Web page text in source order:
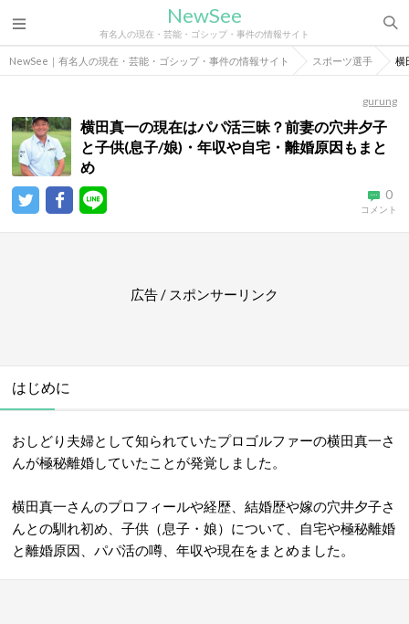
NewSee
有名人の現在・芸能・ゴシップ・事件の情報サイト
NewSee｜有名人の現在・芸能・ゴシップ・事件の情報サイト スポーツ選手 横
gurung
横田真一の現在はパパ活三昧？前妻の穴井夕子
と子供(息子/娘)・年収や自宅・離婚原因もまと
め
0
コメント
広告 / スポンサーリンク
はじめに
おしどり夫婦として知られていたプロゴルファーの横田真一さ
んが極秘離婚していたことが発覚しました。
横田真一さんのプロフィールや経歴、結婚歴や嫁の穴井夕子さ
んとの馴れ初め、子供（息子・娘）について、自宅や極秘離婚
と離婚原因、パパ活の噂、年収や現在をまとめました。